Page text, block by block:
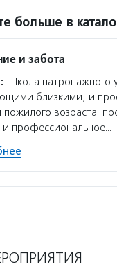
больше в
и забота
Школа патронажного
близкими, и
возраста:
профессиональное…